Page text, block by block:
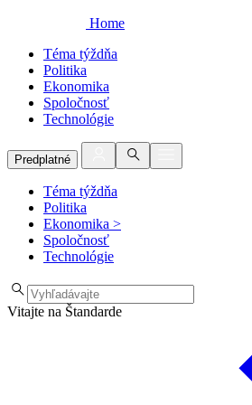
Home
Téma týždňa
Politika
Ekonomika
Spoločnosť
Technológie
Predplatné
Téma týždňa
Politika
Ekonomika >
Spoločnosť
Technológie
Vitajte na Štandarde